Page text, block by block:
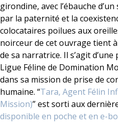
girondine, avec l’ébauche
par la paternité et la
colocataires poilues aux
noirceur de cet ouvrage tient
de sa narratrice. Il s’agit
Ligue Féline de Domination
dans sa mission de prise de
humaine. “Tara, Agent Félin
Mission)” est sorti aux
disponible en poche et en e-